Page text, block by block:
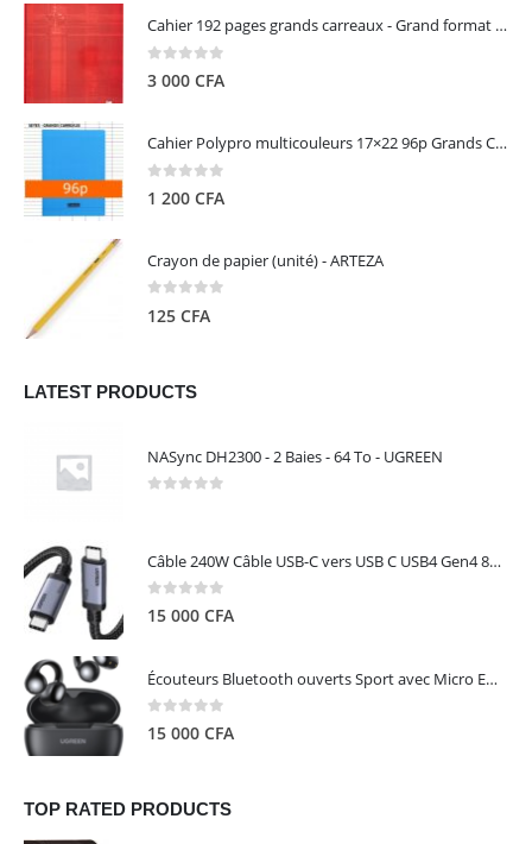
000 CFA.
000 CFA.
Cahier 192 pages grands carreaux - Grand format - Brochure dos toilé - 24x32 cm - Papier blanc 90 g - Couverture carte pelliculée couleur aléatoire - Clairefontaine
3 000 CFA
Cahier Polypro multicouleurs 17×22 96p Grands Carreaux Séyès 90g - CALLIGRAPHE
1 200 CFA
Crayon de papier (unité) - ARTEZA
125 CFA
LATEST PRODUCTS
NASync DH2300 - 2 Baies - 64 To - UGREEN
Câble 240W Câble USB-C vers USB C USB4 Gen4 80Gbps pour Thunderbolt 5/4/3, Premium 18K double écran triple 4K PD3.1 - UGREEN
0 out of 5
15 000 CFA
Écouteurs Bluetooth ouverts Sport avec Micro ENC IPX5 – HiTune S3 UGREEN 45785
0 out of 5
15 000 CFA
TOP RATED PRODUCTS